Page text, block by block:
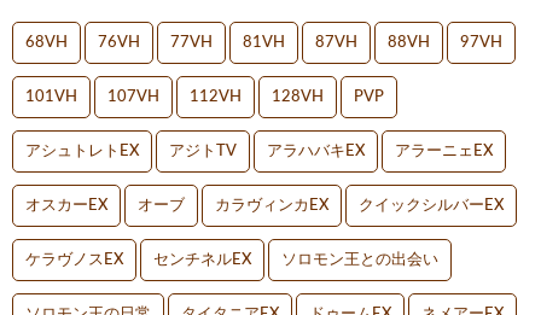
68VH 76VH 77VH 81VH 87VH 88VH 97VH
101VH 107VH 112VH 128VH PVP
アシュトレトEX アジトTV アラハバキEX アラーニェEX
オスカーEX オーブ カラヴィンカEX クイックシルバーEX
ケラヴノスEX センチネルEX ソロモン王との出会い